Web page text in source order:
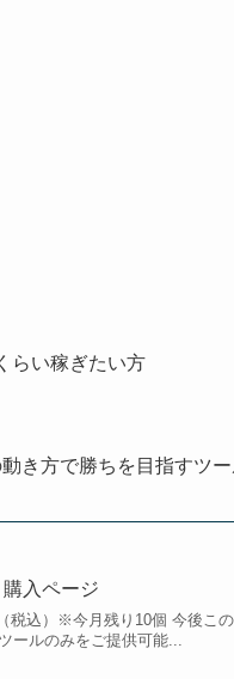
らい稼ぎたい方
き方で勝ちを目指すツー
入ページ
税込）※今月残り10個 今後こ
ールのみをご提供可能...